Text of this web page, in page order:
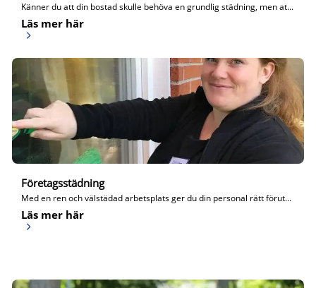
Känner du att din bostad skulle behöva en grundlig städning, men at...
Läs mer här
Företagsstädning
Med en ren och välstädad arbetsplats ger du din personal rätt förut...
Läs mer här